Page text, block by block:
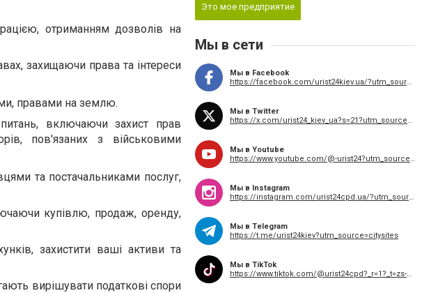
отриманням дозволів на
захищаючи права та інтереси
правами на землю.
включаючи захист прав
пов'язаних з військовими
та постачальниками послуг,
купівлю, продаж, оренду,
захистити ваші активи та
вирішувати податкові спори
Это мое предприятие
Мы в сети
Мы в Facebook
https://facebook.com/urist24kiev.ua/?utm_source=citysites
Мы в Twitter
https://x.com/urist24_kiev_ua?s=21?utm_source=citysites
Мы в Youtube
https://www.youtube.com/@-urist24?utm_source=citysites
Мы в Instagram
https://instagram.com/urist24cpd.ua/?utm_source=citysites
Мы в Telegram
https://t.me/urist24kiev?utm_source=citysites
Мы в TikTok
https://www.tiktok.com/@urist24cpd?_r=1?_t=zs-94jbhdykfzz&utm_source=citysites